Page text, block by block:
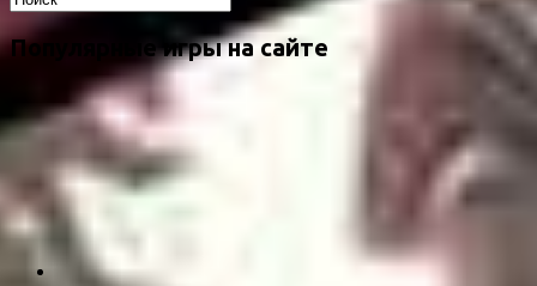
Популярные игры на сайте